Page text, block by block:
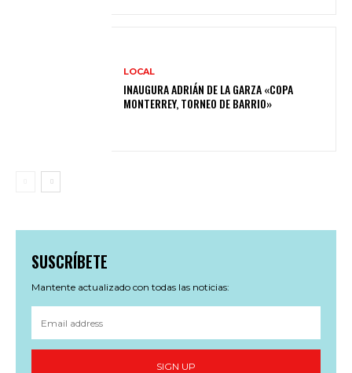
LOCAL
INAUGURA ADRIÁN DE LA GARZA «COPA
MONTERREY, TORNEO DE BARRIO»
SUSCRÍBETE
Mantente actualizado con todas las noticias:
SIGN UP